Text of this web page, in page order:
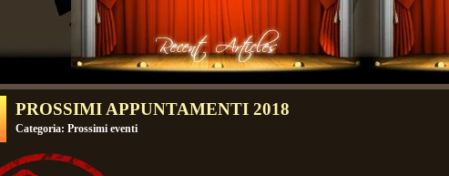
PROSSIMI APPUNTAMENTI 2018
Categoria: Prossimi eventi